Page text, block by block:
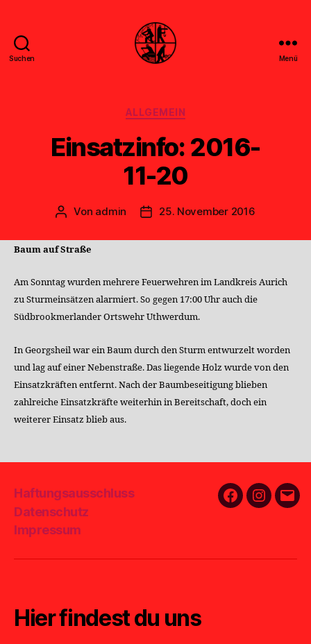
Suchen Menü
Kategorien
ALLGEMEIN
Einsatzinfo: 2016-
11-20
Beitragsautor
Von admin Veröffentlichungsdatum
25. November 2016
Baum auf Straße
Am Sonntag wurden mehrere Feuerwehren im Landkreis Aurich
zu Sturmeinsätzen alarmiert. So gegen 17:00 Uhr auch die
Südbrookmerlander Ortswehr Uthwerdum.
In Georgsheil war ein Baum durch den Sturm entwurzelt worden
und lag auf einer Nebenstraße. Das liegende Holz wurde von den
Einsatzkräften entfernt. Nach der Baumbeseitigung blieben
zahlreiche Einsatzkräfte weiterhin in Bereitschaft, doch ein
weiterer Einsatz blieb aus.
Haftungsausschluss
Datenschutz
Impressum
FacebookE-
Hier findest du uns